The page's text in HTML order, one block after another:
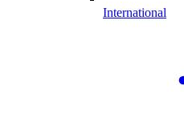
International